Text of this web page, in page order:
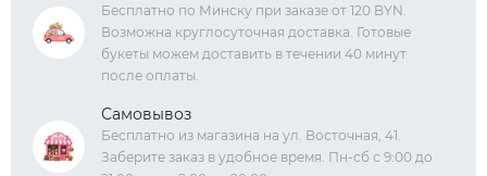
Бесплатно по Минску при заказе от 120 BYN.
Возможна круглосуточная доставка. Готовые
букеты можем доставить в течении 40 минут
после оплаты.
Самовывоз
Бесплатно из магазина на ул. Восточная, 41.
Заберите заказ в удобное время. Пн-сб с 9:00 до